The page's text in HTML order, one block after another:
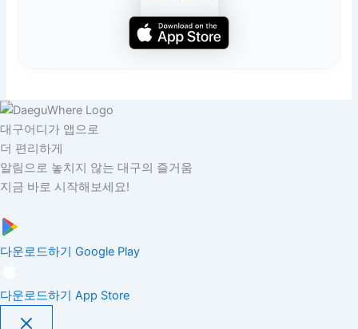
대구어디가 앱으로
더 편리하게
알림으로 놓치지 않는 대구의 즐거움
지금 바로 시작해보세요!
다운로드하기 Google Play
다운로드하기 App Store